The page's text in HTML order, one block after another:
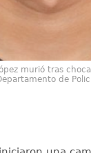
murió tras
de